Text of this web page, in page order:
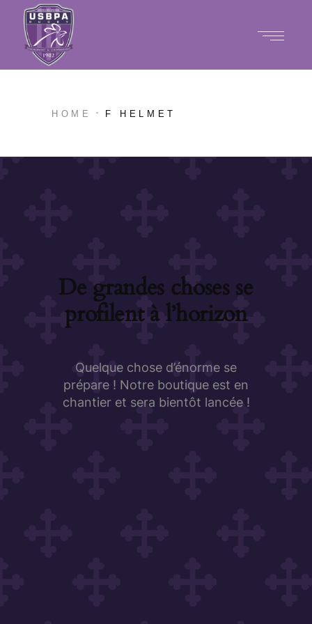
HOME F HELMET
De grandes choses se
profilent à l’horizon
Quelque chose d’énorme se
prépare ! Notre boutique est en
chantier et sera bientôt lancée !